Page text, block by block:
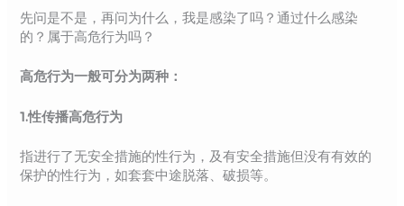
先问是不是，再问为什么，我是感染了吗？通过什么感染
的？属于高危行为吗？
高危行为一般可分为两种：
1.性传播高危行为
指进行了无安全措施的性行为，及有安全措施但没有有效的
保护的性行为，如套套中途脱落、破损等。